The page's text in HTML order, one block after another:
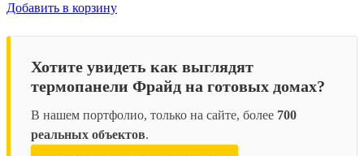
Добавить в корзину
Хотите увидеть как выглядят
термопанели Фрайд на готовых домах?
В нашем портфолио, только на сайте, более 700
реальных объектов.